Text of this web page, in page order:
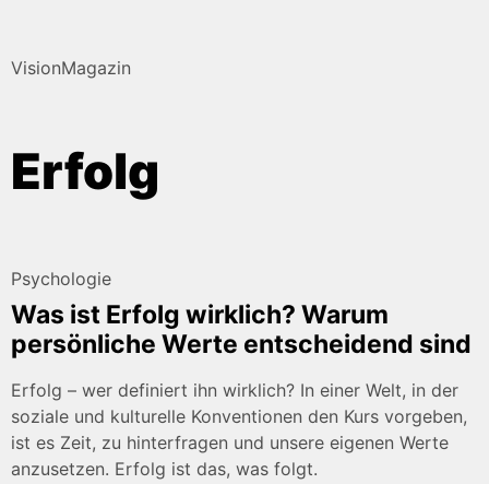
VisionMagazin
Erfolg
Psychologie
Was ist Erfolg wirklich? Warum
persönliche Werte entscheidend sind
Erfolg – wer definiert ihn wirklich? In einer Welt, in der
soziale und kulturelle Konventionen den Kurs vorgeben,
ist es Zeit, zu hinterfragen und unsere eigenen Werte
anzusetzen. Erfolg ist das, was folgt.